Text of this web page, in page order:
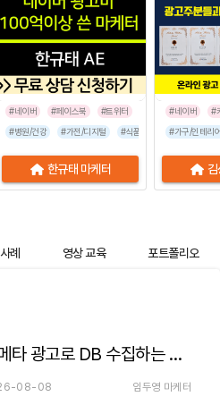
#인스타그램
#틱톡
#공공기관 #교육/취업 #금융/보험 #이벤트/행사
#네이버 #페이스북
#트위터
#병원/건강
#가전/디지털 #식품/음료 #프랜차이즈
한규태 마케터
#네이버
#
#가구/인테리
례 영상 교육 포트폴리오
메타 광고로 DB 수집하는 방법 — 잠재고객 캠페인 세팅 가이드
08-08 임두영 마케터